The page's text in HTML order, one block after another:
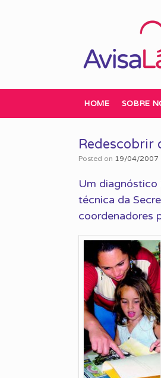
HOME SOBRE
Redescobrir
Posted on 19/04/2007
Um diagnóstico
técnica da
coordenadores